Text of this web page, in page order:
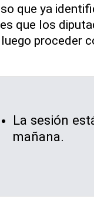
que ya
que los
proceder
La sesión
mañana.